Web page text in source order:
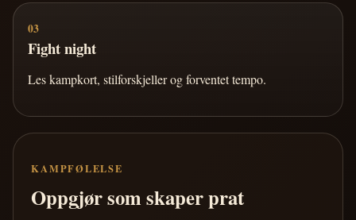
03
Fight night
Les kampkort, stilforskjeller og forventet tempo.
KAMPFØLELSE
Oppgjør som skaper prat